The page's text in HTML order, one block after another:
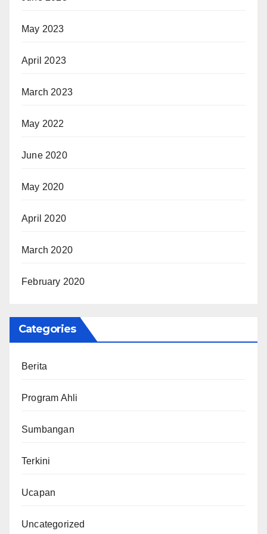
May 2023
April 2023
March 2023
May 2022
June 2020
May 2020
April 2020
March 2020
February 2020
Categories
Berita
Program Ahli
Sumbangan
Terkini
Ucapan
Uncategorized